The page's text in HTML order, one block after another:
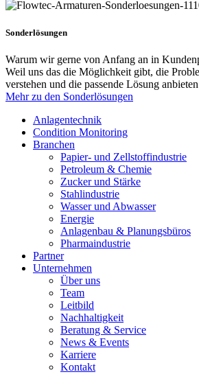
Sonderlösungen
Warum wir gerne von Anfang an in
Weil uns das die Möglichkeit gibt, die
verstehen und die passende Lösung
Mehr zu den Sonderlösungen
Anlagentechnik
Condition Monitoring
Branchen
Papier- und Zellstoffindustrie
Petroleum & Chemie
Zucker und Stärke
Stahlindustrie
Wasser und Abwasser
Energie
Anlagenbau & Planungsbüros
Pharmaindustrie
Partner
Unternehmen
Über uns
Team
Leitbild
Nachhaltigkeit
Beratung & Service
News & Events
Karriere
Kontakt